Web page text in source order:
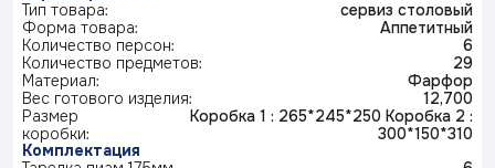
Комментарий
Ситчик
Серия
посуды
Гранат
Детская
посуда
«Букет»
© 2003-2026ПК «Дулевский фарфор»
Официальный сайт завода
Политика конфиденциальности
Тип товара:
сервиз столовый
Форма товара:
Аппетитный
Количество персон:
6
Количество предметов:
29
Материал:
Фарфор
Вес готового изделия:
12,700
Размер
коробки:
Коробка 1 : 265*245*250 Коробка 2 :
300*150*310
Комплектация